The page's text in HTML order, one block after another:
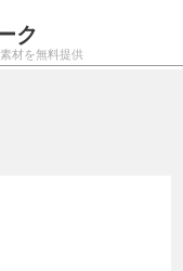
ク
材を無料提供